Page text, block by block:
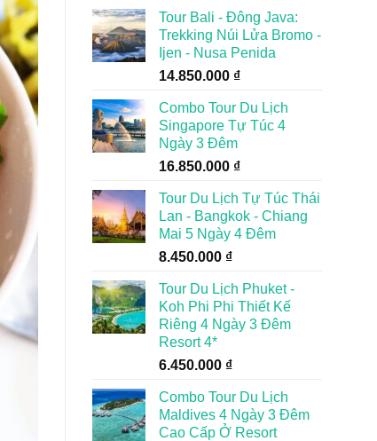
Tour Bali - Đông Java:
Trekking Núi Lửa Bromo -
Ijen - Nusa Penida
14.850.000 ₫
Combo Tour Du Lịch
Singapore Tự Túc 4
Ngày 3 Đêm
16.850.000 ₫
Tour Du Lịch Tự Túc Thái
Lan - Bangkok - Chiang
Mai 5 Ngày 4 Đêm
8.450.000 ₫
Tour Du Lịch Phuket -
Koh Phi Phi Thiết Kế
Riêng 4 Ngày 3 Đêm
Resort 4*
6.450.000 ₫
Combo Tour Du Lịch
Maldives 4 Ngày 3 Đêm
Cao Cấp Ở Resort